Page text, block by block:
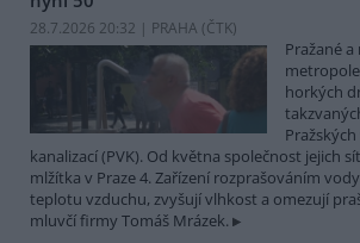
28.7.2026 20:32 | PRAHA (ČTK)
Pražané
horkých
kanalizací (PVK). Od května společnost jejich
mlžítka v Praze 4. Zařízení rozprašováním
teplotu vzduchu, zvyšují vlhkost a omezují
mluvčí firmy Tomáš Mrázek.